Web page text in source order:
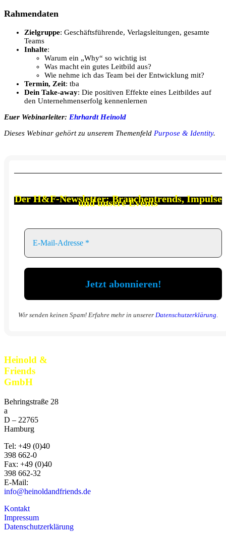
Rahmendaten
Zielgruppe: Geschäftsführende, Verlagsleitungen, gesamte
Teams
Inhalte:
Warum ein „Why“ so wichtig ist
Was macht ein gutes Leitbild aus?
Wie nehme ich das Team bei der Entwicklung mit?
Termin, Zeit: tba
Dein Take-away: Die positiven Effekte eines Leitbildes auf
den Unternehmenserfolg kennenlernen
Euer Webinarleiter: Ehrhardt Heinold
Dieses Webinar gehört zu unserem Themenfeld Purpose & Identity.
DerH&F-Newsletter: Branchentrends, Impulse
und unsere Events
Wir senden keinen Spam! Erfahre mehr in unserer Datenschutzerklärung
Heinold &
Friends
GmbH
Behringstraße 28
a
D – 22765
Hamburg
Tel: +49 (0)40
398 662-0
Fax: +49 (0)40
398 662-32
E-Mail:
info@heinoldandfriends.de
Kontakt
Impressum
Datenschutzerklärung